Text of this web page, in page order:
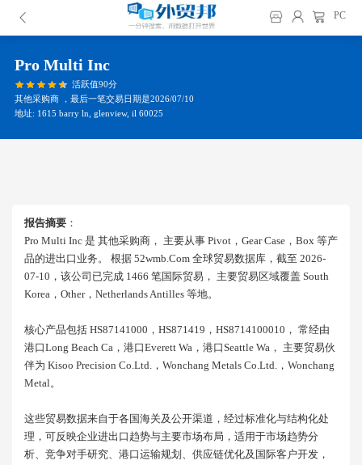
PC
Pro Multi Inc
活跃值90分
其他采购商 ，最后一笔交易日期是2026/07/10
地址: 1615 barry ln, glenview, il 60025
报告摘要 ：
Pro Multi Inc 是 其他采购商， 主要从事 Pivot，gear Case，box 等产
品的进出口业务。 根据 52wmb.com 全球贸易数据库，截至 2026-
07-10，该公司已完成 1466 笔国际贸易， 主要贸易区域覆盖 South
Korea，other，netherlands Antilles 等地。
核心产品包括 HS87141000，HS871419，HS8714100010， 常经由
港口long Beach Ca，港口everett Wa，港口seattle Wa， 主要贸易伙
伴为 Kisoo Precision Co.ltd.，wonchang Metals Co.ltd.，wonchang
Metal。
这些贸易数据来自于各国海关及公开渠道，经过标准化与结构化处
理，可反映企业进出口趋势与主要市场布局，适用于市场趋势分
析、竞争对手研究、港口运输规划、供应链优化及国际客户开发，